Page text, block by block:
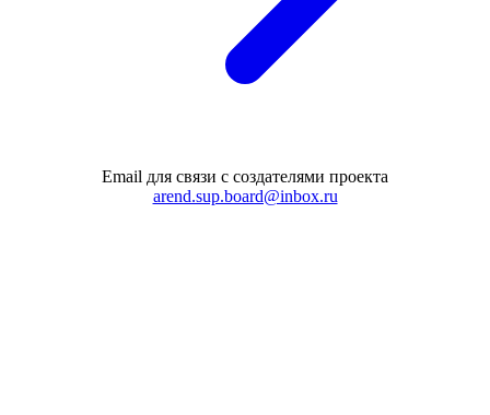
Email для связи с создателями проекта
arend.sup.board@inbox.ru